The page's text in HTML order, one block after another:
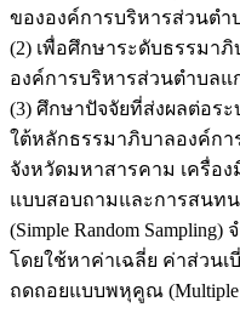
ขององค์การบริหารส่วนตำ
(2) เพื่อศึกษาระดับธรรมา
องค์การบริหารส่วนตำบลแ
(3) ศึกษาปัจจัยที่ส่งผลต่อร
ใต้หลักธรรมาภิบาลองค์กา
จังหวัดมหาสารคาม เครื่อ
แบบสอบถามและการสนท
(Simple Random
โดยใช้หาค่าเฉลี่ย ค่าส่วนเ
ถดถอยแบบพหุคูณ (Multiple